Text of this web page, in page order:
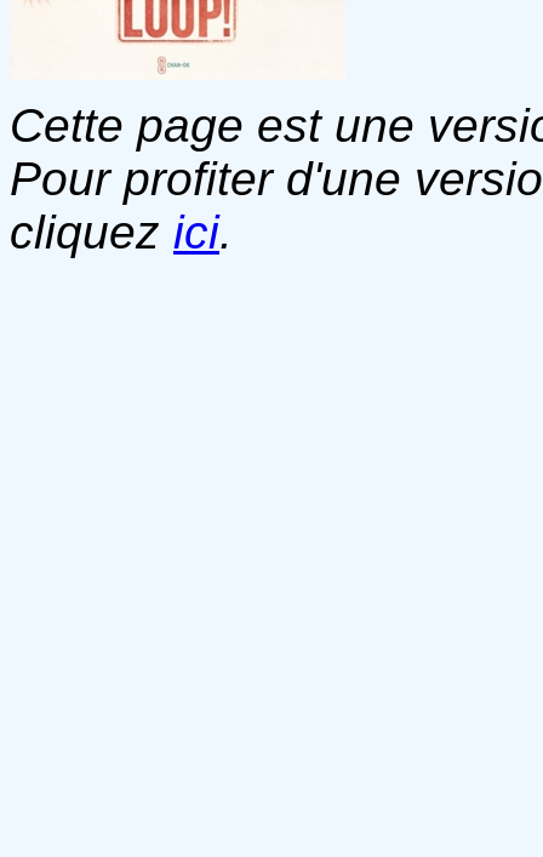
Cette page est une
Pour profiter d'une
cliquez ici.